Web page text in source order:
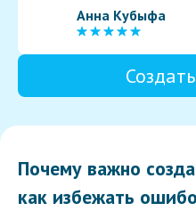
Анна Кубыфа
Почему важно
как избежать